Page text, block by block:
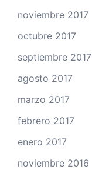
noviembre 2017
octubre 2017
septiembre 2017
agosto 2017
marzo 2017
febrero 2017
enero 2017
noviembre 2016